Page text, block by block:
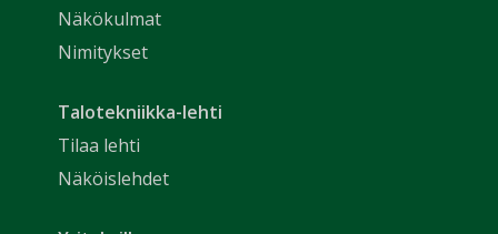
Näkökulmat
Nimitykset
Talotekniikka-lehti
Tilaa lehti
Näköislehdet